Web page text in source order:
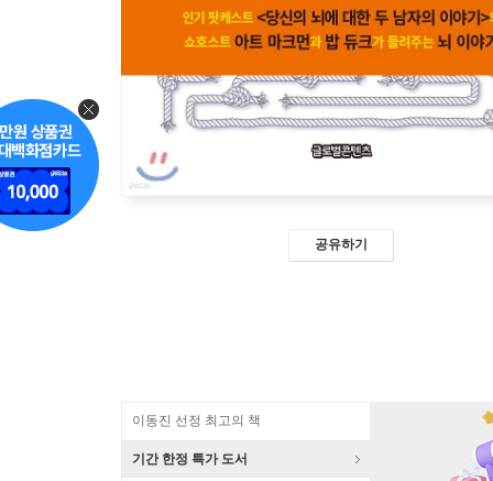
공유하기
이동진 선정 최고의 책
기간 한정 특가 도서